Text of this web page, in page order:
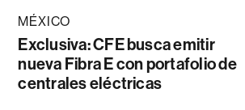
MÉXICO
Exclusiva: CFE busca emitir
nueva Fibra E con portafolio de
centrales eléctricas